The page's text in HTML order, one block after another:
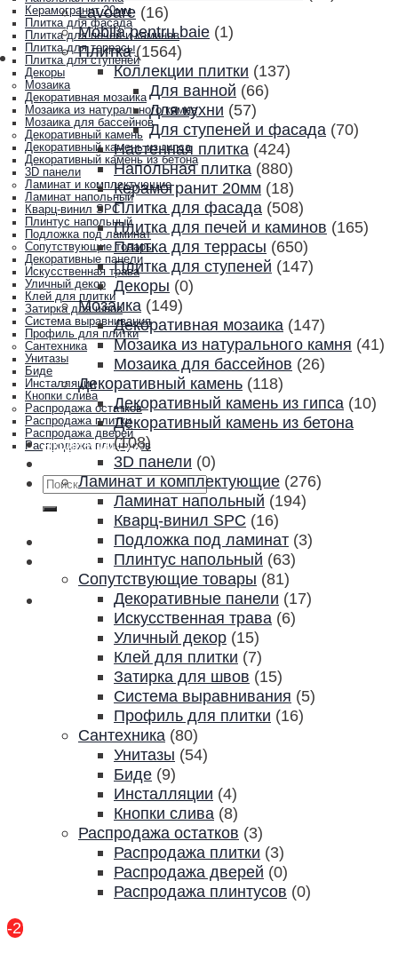
Керамогранит 20мм
Плитка для фасада
Плитка для печей и каминов
Плитка для террасы
Плитка для ступеней
Декоры
Мозаика
Декоративная мозаика
Мозаика из натурального камня
Мозаика для бассейнов
Декоративный камень
Декоративный камень из гипса
Декоративный камень из бетона
3D панели
Ламинат и комплектующие
Ламинат напольный
Кварц-винил SPC
Плинтус напольный
Подложка под ламинат
Сопутствующие товары
Декоративные панели
Искусственная трава
Уличный декор
Клей для плитки
Затирка для швов
Система выравнивания
Профиль для плитки
Сантехника
Унитазы
Биде
Инсталляции
Кнопки слива
Распродажа остатков
Распродажа плитки
Распродажа дверей
Распродажа плинтусов
Акции и скидки
Контакты
Искать:
Lavoare (16)
Mobila pentru baie (1)
Плитка (1564)
Коллекции плитки (137)
Для ванной (66)
Для кухни (57)
Для ступеней и фасада (70)
Настенная плитка (424)
Напольная плитка (880)
Керамогранит 20мм (18)
Плитка для фасада (508)
Плитка для печей и каминов (165)
Плитка для террасы (650)
Плитка для ступеней (147)
Декоры (0)
Мозаика (149)
Декоративная мозаика (147)
Мозаика из натурального камня (41)
Мозаика для бассейнов (26)
Декоративный камень (118)
Декоративный камень из гипса (10)
Декоративный камень из бетона
(108)
3D панели (0)
Ламинат и комплектующие (276)
Ламинат напольный (194)
Кварц-винил SPC (16)
Подложка под ламинат (3)
Плинтус напольный (63)
Сопутствующие товары (81)
Декоративные панели (17)
Искусственная трава (6)
Уличный декор (15)
Клей для плитки (7)
Затирка для швов (15)
Система выравнивания (5)
Профиль для плитки (16)
Сантехника (80)
Унитазы (54)
Биде (9)
Инсталляции (4)
Кнопки слива (8)
Распродажа остатков (3)
Распродажа плитки (3)
Распродажа дверей (0)
Распродажа плинтусов (0)
-21%